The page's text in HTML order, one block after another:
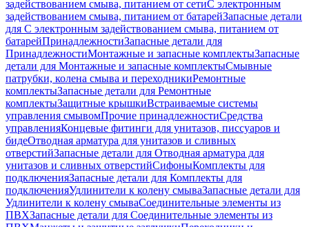
задействованием смыва, питанием от сетиС электронным
задействованием смыва, питанием от батарейЗапасные детали
для С электронным задействованием смыва, питанием от
батарейПринадлежностиЗапасные детали для
ПринадлежностиМонтажные и запасные комплектыЗапасные
детали для Монтажные и запасные комплектыСмывные
патрубки, колена смыва и переходникиРемонтные
комплектыЗапасные детали для Ремонтные
комплектыЗащитные крышкиВстраиваемые системы
управления смывомПрочие принадлежностиСредства
управленияКонцевые фитинги для унитазов, писсуаров и
бидеОтводная арматура для унитазов и сливных
отверстийЗапасные детали для Отводная арматура для
унитазов и сливных отверстийСифоныКомплекты для
подключенияЗапасные детали для Комплекты для
подключенияУдлинители к колену смываЗапасные детали для
Удлинители к колену смываСоединительные элементы из
ПВХЗапасные детали для Соединительные элементы из